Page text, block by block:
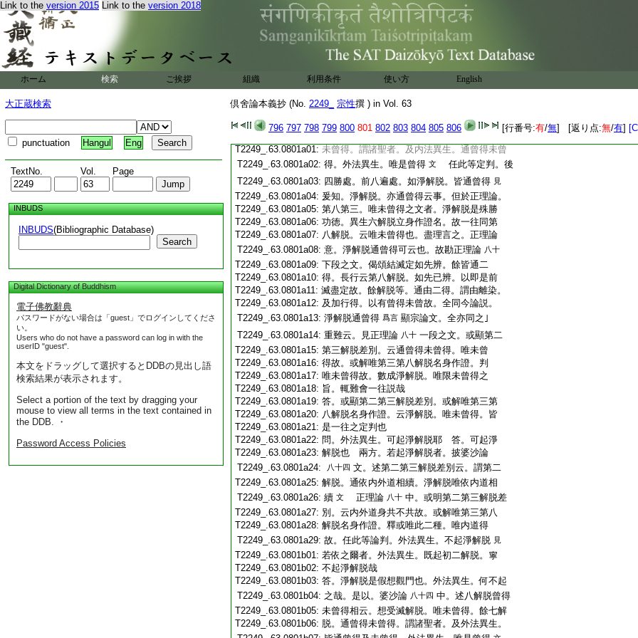
Link to the version 2015 Link to the version 2018
ホーム 検索 ご挨拶 組織 利用条件 使い方 English
大正蔵検索
punctuation Hangul Eng
TextNo. Vol. Page
INBUDS
INBUDS(Bibliographic Database)
Search
Digital Dictionary of Buddhism
電子佛教辭典
パスワードがない場合は「guest」でログインしてくださ
い。
Users who do not have a password can log in with the
userID "guest".
本文をドラッグして選択するとDDBの見出し語
検索結果が表示されます。
Select a portion of the text by dragging your
mouse to view all terms in the text contained in
the DDB. ・
Password Access Policies
倶舍論本義抄 (No. 2249_ 宗性撰 ) in Vol. 63
796 797 798 799 800 801 802 803 804 805 806 [行番号:有/無] [返り点:無/有]
T2249_.63.0800c21: 曾習。是離染得。未曾習者。唯加行得
T2249_.63.0800c22: 論 八十四 中。述八解脱曾得相云。想受滅解
T2249_.63.0800c23:
脱。唯未曾得。餘七解脱。通曾得未曾得。謂諸
聖者。及内法異生。皆通曾得。及未曾得。外法
T2249_.63.0800c25: 異生。唯是曾得 文 此等文意無諍。淨解脱道
T2249_.63.0800c26: 曾得 見 加之。婆沙論 八十五 中。明八勝處曾
T2249_.63.0800c27:得未曾得相云。皆通曾得未曾得。謂諸聖者。
T2249_.63.0800c28:
及内法異生。皆通二種。外法異生。唯是曾
T2249_.63.0800c29: 得 文 釋十遍處曾得未曾得相云。皆通曾得
T2249_.63.0801a01: 未曾得。謂諸聖者。及内法異生。通曾得未曾
T2249_.63.0801a02: 得。外法異生。唯是曾得 文
任此等定判。後
T2249_.63.0801a03: 四勝處。前八遍處。如淨解脱。皆通曾得 見
T2249_.63.0801a04: 爰知。淨解脱。亦通曾得云事。但於正理論。
T2249_.63.0801a05: 第八第三。唯未曾得之文者。淨解脱是殊勝
T2249_.63.0801a06: 功徳。異生六解脱立身作證名。故一往同第
T2249_.63.0801a07: 八解脱。云唯未曾得也。盡理言之。正理論
T2249_.63.0801a08: 意。淨解脱通曾得可云也。故勘正理論 八十
T2249_.63.0801a09: 下段之文。偈頌結滅定如先辨。餘皆通二
T2249_.63.0801a10: 得。長行云第八解脱。如先已辨。以即是前
T2249_.63.0801a11: 滅盡定故。餘解脱等。通由二得。謂由離染。
T2249_.63.0801a12: 及加行得。以有曾得未曾故。全同今論説。
T2249_.63.0801a13: 淨解脱通曾得 爲言 顯宗論文。全亦同之｣
T2249_.63.0801a14: 重難云。見正理論 八十 一段之文。或顯第二
T2249_.63.0801a15: 第三解脱差別。云通曾得未曾得。唯未曾
T2249_.63.0801a16: 得故。或解唯第三第八解脱名身作證。判
T2249_.63.0801a17: 唯未曾得故。數成淨解脱。唯限未曾得之
T2249_.63.0801a18: 旨。輒難會一往説哉
T2249_.63.0801a19: 答。或顯第二第三解脱差別。或解唯第三第
T2249_.63.0801a20: 八解脱名身作證。云淨解脱。唯未曾得。皆
T2249_.63.0801a21: 是一往之定判也
T2249_.63.0801a22: 問。外法異生。可起淨解脱耶 答。可起淨
T2249_.63.0801a23: 解脱也 兩方。若起淨解脱者。披婆沙論
T2249_.63.0801a24:
八十四 文。述第二第三解脱差別云。謂第二
T2249_.63.0801a25: 解脱。通依内外道相續。淨解脱唯依内道相
T2249_.63.0801a26: 續 文 正理論 八十 中。或明第二第三解脱差
T2249_.63.0801a27: 別。云内外道身共不共故。或解唯第三第八
T2249_.63.0801a28: 解脱名身作證。釋或唯此二種。唯内道得
T2249_.63.0801a29: 故。任此等論判。外法異生。不起淨解脱 見
T2249_.63.0801b01: 若依之爾者。外法異生。既起初二解脱。寧
T2249_.63.0801b02: 不起淨解脱哉
T2249_.63.0801b03: 答。淨解脱是假想觀門也。外法異生。何不起
T2249_.63.0801b04: 之哉。是以。婆沙論 八十四 中。述八解脱曾得
T2249_.63.0801b05: 未曾得相云。想受滅解脱。唯未曾得。餘七解
T2249_.63.0801b06: 脱。通曾得未曾得。謂諸聖者。及外法異生。